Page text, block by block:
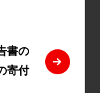
書の
寄付